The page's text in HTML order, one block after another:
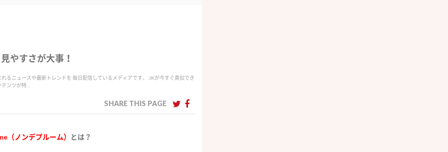
やすさが大事！
るニュースや最新トレンドを 毎日配信しているメディアです。 JKが今すぐ真似でき
ンツが特…
SHARE THIS PAGE
（ノンデプルーム） とは？